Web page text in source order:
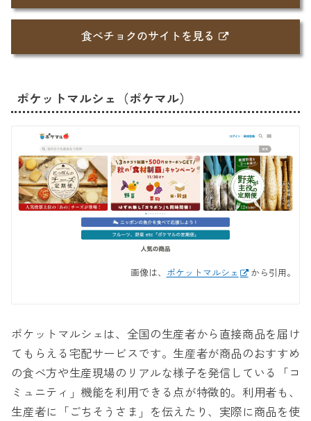
食べチョクのサイトを見る
ポケットマルシェ（ポケマル）
画像は、 ポケットマルシェ から引用。
ポケットマルシェは、全国の生産者から直接商品を届け
てもらえる宅配サービスです。生産者が商品のおすすめ
の食べ方や生産現場のリアルな様子を発信している「コ
ミュニティ」機能を利用できる点が特徴的。利用者も、
生産者に「ごちそうさま」を伝えたり、実際に商品を使